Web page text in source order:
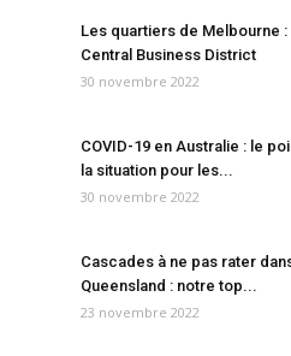
Les quartiers de Melbourne :
Central Business District
30 novembre 2022
COVID-19 en Australie : le
la situation pour les...
30 novembre 2022
Cascades à ne pas rater
Queensland : notre top...
23 novembre 2022